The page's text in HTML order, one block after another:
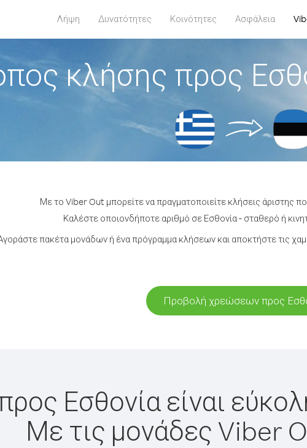
Λήψη Δυνατότητες Κοινότητες Ασφάλεια
κλήσης προς
Με το Viber Out μπορείτε να πραγματοποιείτε κλήσεις άριστης
Καλέστε οποιονδήποτε αριθμό σε Εσθονία - σταθερό ή
πακέτα μονάδων ή ένα πρόγραμμα κλήσεων και αποκτήστε τις
Προβολή χρεώσεων προς
Εσθονία είναι
Με τις μονάδες Viber